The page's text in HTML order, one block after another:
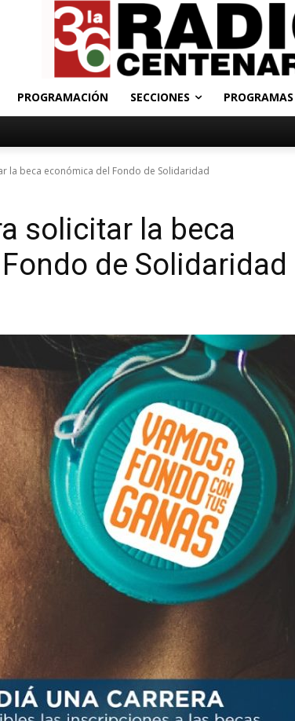
PROGRAMACIÓN SECCIONES PROGRAMAS
la beca económica del Fondo de Solidaridad
solicitar la beca
de Solidaridad